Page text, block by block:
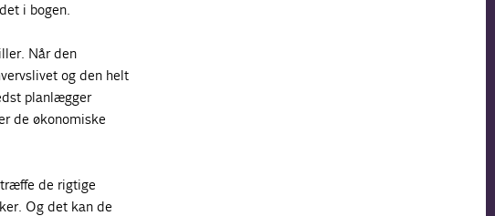
i bogen.
Når den
og den helt
planlægger
de økonomiske
de rigtige
Og det kan de